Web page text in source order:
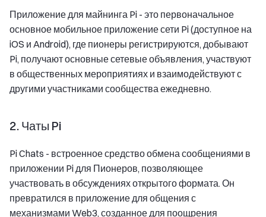
Приложение для майнинга Pi - это первоначальное
основное мобильное приложение сети Pi (доступное на
iOS и Android), где пионеры регистрируются, добывают
Pi, получают основные сетевые объявления, участвуют
в общественных мероприятиях и взаимодействуют с
другими участниками сообщества ежедневно.
2. Чаты Pi
Pi Chats - встроенное средство обмена сообщениями в
приложении Pi для Пионеров, позволяющее
участвовать в обсуждениях открытого формата. Он
превратился в приложение для общения с
механизмами Web3, созданное для поощрения